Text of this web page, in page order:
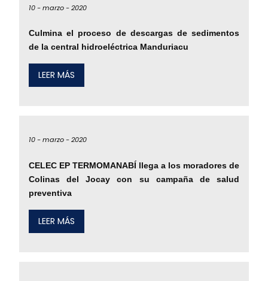
10 -marzo -2020
Culmina el proceso de descargas de sedimentos
de la central hidroeléctrica Manduriacu
LEER MÁS
10 -marzo -2020
CELEC EP TERMOMANABÍ llega a los moradores de
Colinas del Jocay con su campaña de salud
preventiva
LEER MÁS